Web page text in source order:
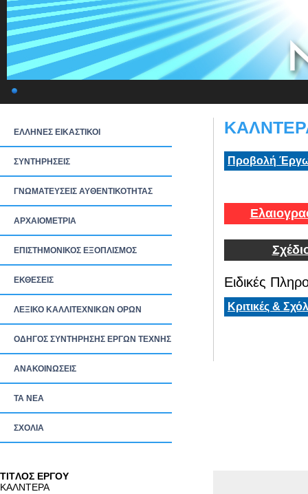
ΕΛΛΗΝΕΣ ΕΙΚΑΣΤΙΚΟΙ
ΣΥΝΤΗΡΗΣΕΙΣ
ΓΝΩΜΑΤΕΥΣΕΙΣ ΑΥΘΕΝΤΙΚΟΤΗΤΑΣ
ΑΡΧΑΙΟΜΕΤΡΙΑ
ΕΠΙΣΤΗΜΟΝΙΚΟΣ ΕΞΟΠΛΙΣΜΟΣ
ΕΚΘΕΣΕΙΣ
ΛΕΞΙΚΟ ΚΑΛΛΙΤΕΧΝΙΚΩΝ ΟΡΩΝ
ΟΔΗΓΟΣ ΣΥΝΤΗΡΗΣΗΣ ΕΡΓΩΝ ΤΕΧΝΗΣ
ΑΝΑΚΟΙΝΩΣΕΙΣ
ΤΑ ΝEΑ
ΣΧΟΛΙΑ
Προβολή
Ειδικές
Κριτικές &
TITΛΟΣ ΕΡΓΟΥ
ΚΑΛΝΤΕΡΑ